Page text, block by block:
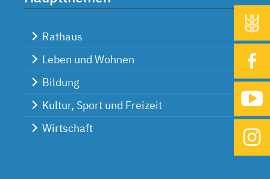
Rathaus
Leben und Wohnen
Bildung
Kultur, Sport und Freizeit
Wirtschaft